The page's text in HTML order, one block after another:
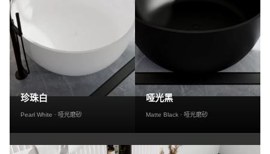
珍珠白
Pearl White · 哑光磨砂
哑光黑
Matte Black · 哑光磨砂